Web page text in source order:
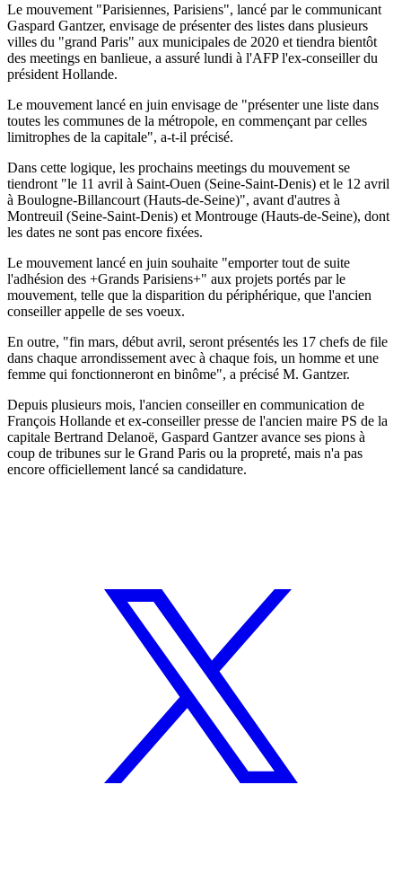
Le mouvement "Parisiennes, Parisiens", lancé par le communicant
Gaspard Gantzer, envisage de présenter des listes dans plusieurs
villes du "grand Paris" aux municipales de 2020 et tiendra bientôt
des meetings en banlieue, a assuré lundi à l'AFP l'ex-conseiller du
président Hollande.
Le mouvement lancé en juin envisage de "présenter une liste dans
toutes les communes de la métropole, en commençant par celles
limitrophes de la capitale", a-t-il précisé.
Dans cette logique, les prochains meetings du mouvement se
tiendront "le 11 avril à Saint-Ouen (Seine-Saint-Denis) et le 12 avril
à Boulogne-Billancourt (Hauts-de-Seine)", avant d'autres à
Montreuil (Seine-Saint-Denis) et Montrouge (Hauts-de-Seine), dont
les dates ne sont pas encore fixées.
Le mouvement lancé en juin souhaite "emporter tout de suite
l'adhésion des +Grands Parisiens+" aux projets portés par le
mouvement, telle que la disparition du périphérique, que l'ancien
conseiller appelle de ses voeux.
En outre, "fin mars, début avril, seront présentés les 17 chefs de file
dans chaque arrondissement avec à chaque fois, un homme et une
femme qui fonctionneront en binôme", a précisé M. Gantzer.
Depuis plusieurs mois, l'ancien conseiller en communication de
François Hollande et ex-conseiller presse de l'ancien maire PS de la
capitale Bertrand Delanoë, Gaspard Gantzer avance ses pions à
coup de tribunes sur le Grand Paris ou la propreté, mais n'a pas
encore officiellement lancé sa candidature.